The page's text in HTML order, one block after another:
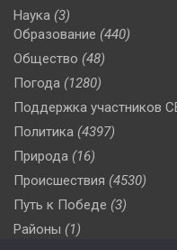
Наука (3)
Образование (440)
Общество (48)
Погода (1280)
Поддержка участников
Политика (4397)
Природа (16)
Происшествия (4530)
Путь к Победе (3)
Районы (1)